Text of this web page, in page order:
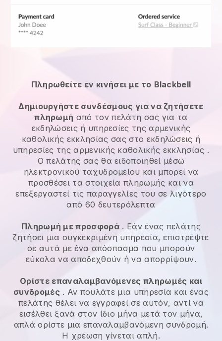
Πληρωθείτε εν κινήσει με το Blackbell
Δημιουργήστε συνδέσμους για να ζητήσετε
πληρωμή από τον πελάτη σας για τα
εκδηλώσεις ή υπηρεσίες της αρμενικής
καθολικής εκκλησίας σας στο εκδηλώσεις ή
υπηρεσίες της αρμενικής καθολικής εκκλησίας .
Ο πελάτης σας θα ειδοποιηθεί μέσω
ηλεκτρονικού ταχυδρομείου και μπορεί να
προσθέσει τα στοιχεία πληρωμής και να
επεξεργαστεί τις παραγγελίες του σε λιγότερο
από 60 δευτερόλεπτα
Πληρωμή με προσφορά . Εάν ένας πελάτης
ζητήσει μια συγκεκριμένη υπηρεσία, επιστρέψτε
σε αυτά με ένα απόσπασμα που μπορούν
εύκολα να αποδεχθούν ή να απορρίψουν.
Ορίστε επαναλαμβανόμενες πληρωμές και
συνδρομές . Αν πουλάτε μια υπηρεσία και ένας
πελάτης θέλει να εγγραφεί σε αυτόν, αντί να
εισέλθει ξανά στον ίδιο μήνα μετά τον μήνα,
απλά ορίστε μια επαναλαμβανόμενη συνδρομή.
Η χρέωση γίνεται απλή.